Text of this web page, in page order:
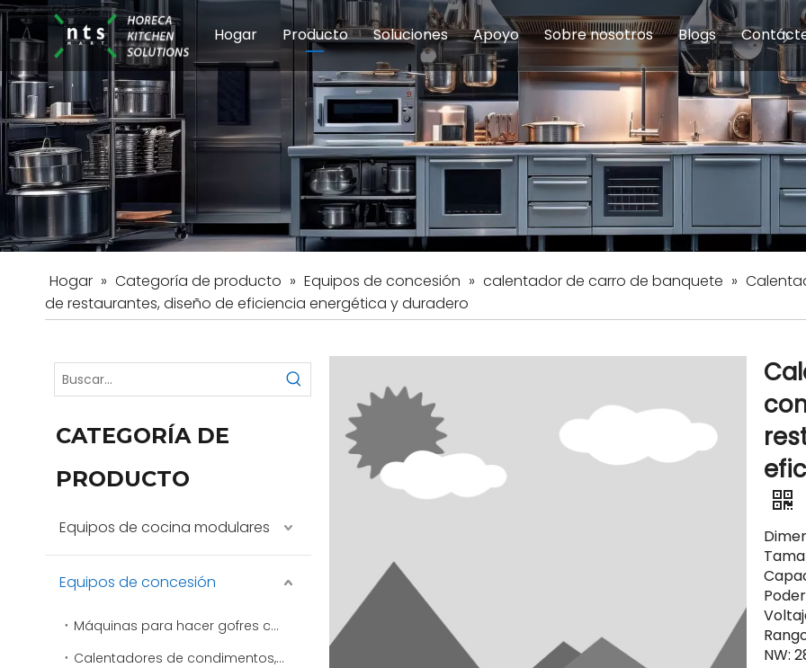
Hogar Producto
Equipos de cocina modulares Equipos de Concesión Equipo
Equipo de preparación de alimentosEquipo de panadería Equipo
Soluciones
Escuelas y educación Comedor del personal
Hoteles Restaurante y comida
Apoyo
Servicio Preguntas
Sobre nosotros
Introducción de la empresa
Blogs
Hogar » Categoría de producto » Equipos de concesión » calentador de carro de banquete »
de restaurantes, diseño de eficiencia energética y duradero
CATEGORÍA DE
PRODUCTO
Equipos de cocina modulares
Equipos de concesión
Máquinas para hacer gofres comerciales
Calentadores de condimentos, aderezos y salsas
NW: